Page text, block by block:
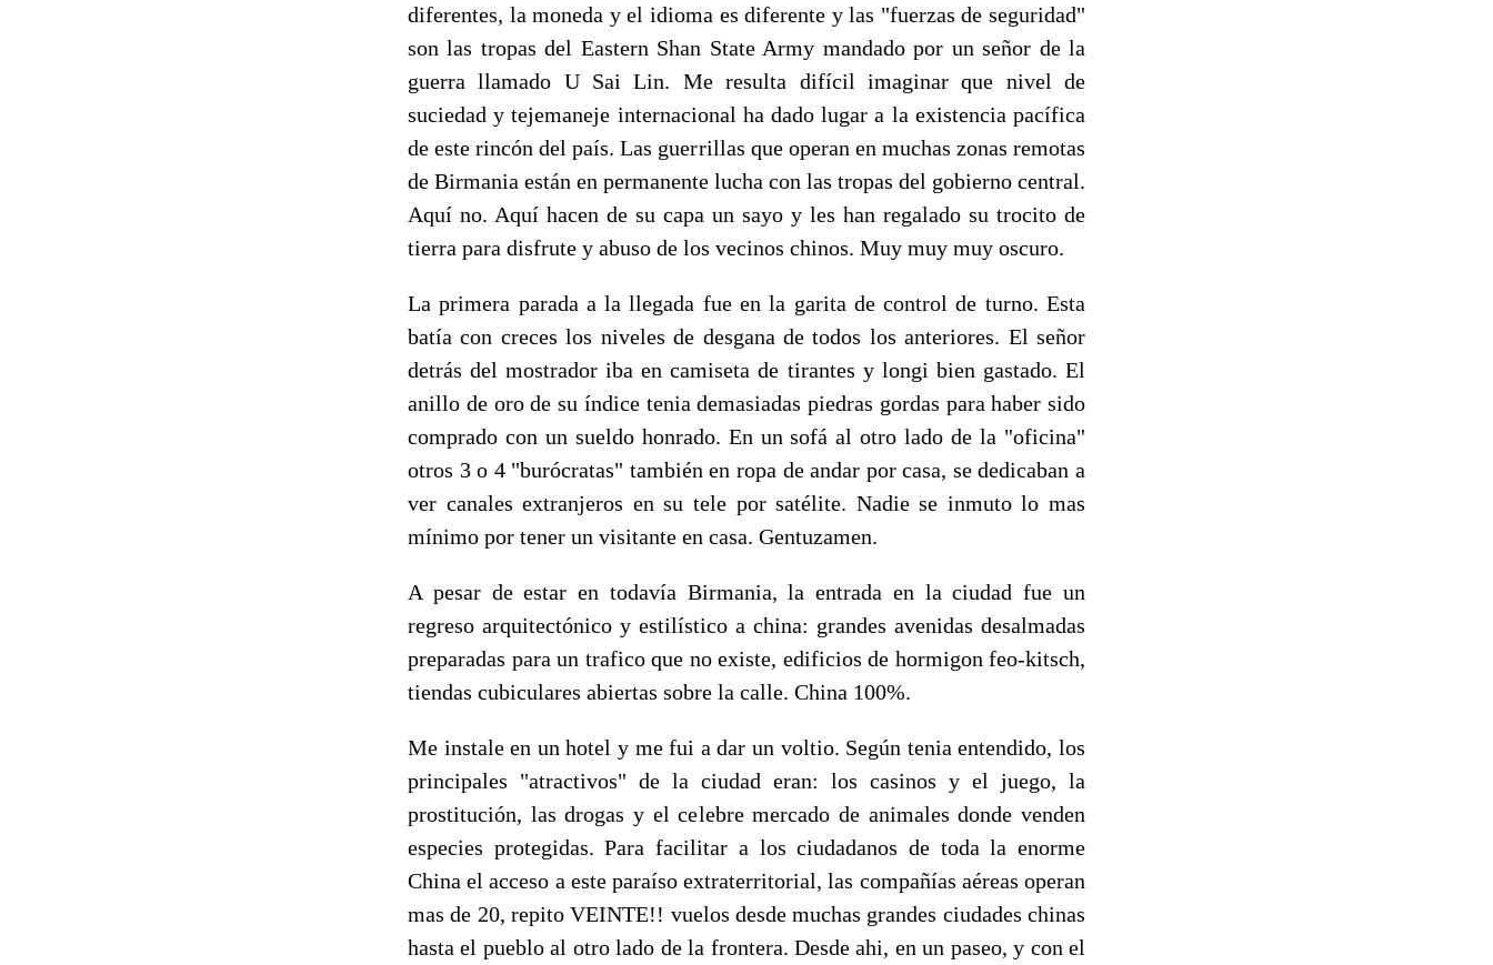
diferentes, la moneda y el idioma es diferente y las "fuerzas de seguridad"
son las tropas del Eastern Shan State Army mandado por un señor de la
guerra llamado U Sai Lin. Me resulta difícil imaginar que nivel de
suciedad y tejemaneje internacional ha dado lugar a la existencia pacífica
de este rincón del país. Las guerrillas que operan en muchas zonas remotas
de Birmania están en permanente lucha con las tropas del gobierno central.
Aquí no. Aquí hacen de su capa un sayo y les han regalado su trocito de
tierra para disfrute y abuso de los vecinos chinos. Muy muy muy oscuro.
La primera parada a la llegada fue en la garita de control de turno. Esta
batía con creces los niveles de desgana de todos los anteriores. El señor
detrás del mostrador iba en camiseta de tirantes y longi bien gastado. El
anillo de oro de su índice tenia demasiadas piedras gordas para haber sido
comprado con un sueldo honrado. En un sofá al otro lado de la "oficina"
otros 3 o 4 "burócratas" también en ropa de andar por casa, se dedicaban a
ver canales extranjeros en su tele por satélite. Nadie se inmuto lo mas
mínimo por tener un visitante en casa. Gentuzamen.
A pesar de estar en todavía Birmania, la entrada en la ciudad fue un
regreso arquitectónico y estilístico a china: grandes avenidas desalmadas
preparadas para un trafico que no existe, edificios de hormigon feo-kitsch,
tiendas cubiculares abiertas sobre la calle. China 100%.
Me instale en un hotel y me fui a dar un voltio. Según tenia entendido, los
principales "atractivos" de la ciudad eran: los casinos y el juego, la
prostitución, las drogas y el celebre mercado de animales donde venden
especies protegidas. Para facilitar a los ciudadanos de toda la enorme
China el acceso a este paraíso extraterritorial, las compañías aéreas operan
mas de 20, repito VEINTE!! vuelos desde muchas grandes ciudades chinas
hasta el pueblo al otro lado de la frontera. Desde ahi, en un paseo, y con el